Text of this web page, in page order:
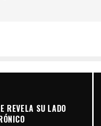
REVELA SU LADO